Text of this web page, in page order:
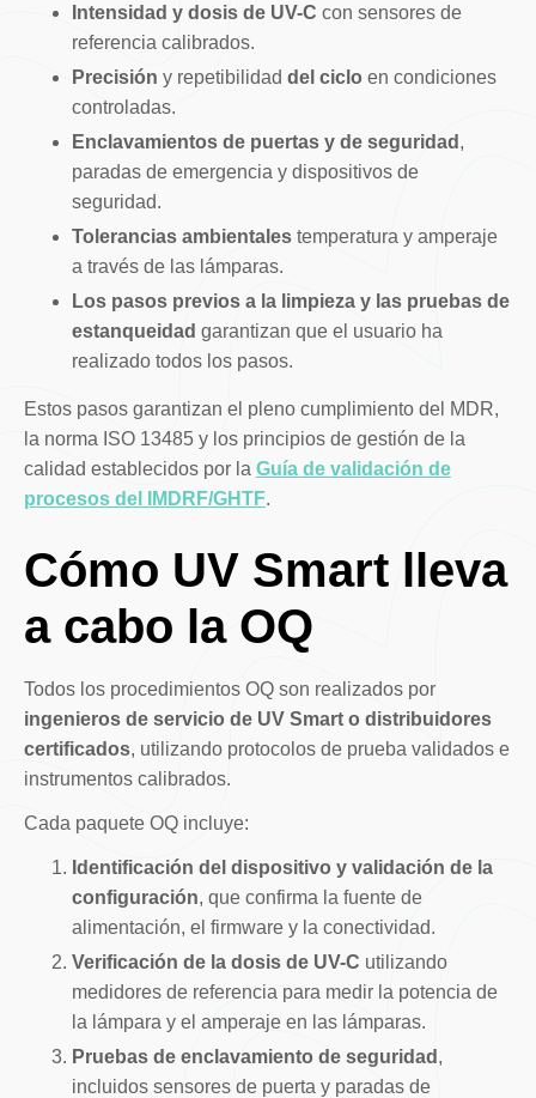
Intensidad y dosis de UV-C con sensores de
referencia calibrados.
Precisión y repetibilidad del ciclo en condiciones
controladas.
Enclavamientos de puertas y de seguridad ,
paradas de emergencia y dispositivos de
seguridad.
Tolerancias ambientalestemperatura y amperaje
a través de las lámparas.
Los pasos previos a la limpieza y las pruebas de
estanqueidad garantizan que el usuario ha
realizado todos los pasos.
Estos pasos garantizan el pleno cumplimiento del MDR,
la norma ISO 13485 y los principios de gestión de la
calidad establecidos por la Guía de validación de
procesos del IMDRF/GHTF.
Cómo UV Smart lleva
a cabo la OQ
Todos los procedimientos OQ son realizados por
ingenieros de servicio de UV Smart o distribuidores
certificados, utilizando protocolos de prueba validados e
instrumentos calibrados.
Cada paquete OQ incluye:
Identificación del dispositivo y validación de la
configuración, que confirma la fuente de
alimentación, el firmware y la conectividad.
Verificación de la dosis de UV-C utilizando
medidores de referencia para medir la potencia de
la lámpara y el amperaje en las lámparas.
Pruebas de enclavamiento de seguridad ,
incluidos sensores de puerta y paradas de